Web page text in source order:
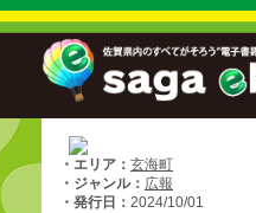
・エリア： 玄海町
・ジャンル： 広報
・発行日： 2024/10/01